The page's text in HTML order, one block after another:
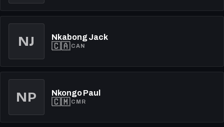
NJ Nkabong Jack
🇨🇦CAN
NP Nkongo Paul
🇨🇲CMR